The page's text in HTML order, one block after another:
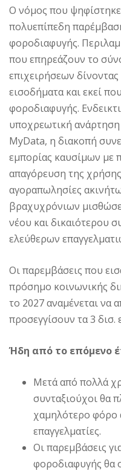
Ο νόμος που
πολυεπίπεδη
φοροδιαφυγής.
που επηρεάζουν το
επιχειρήσεων
εισοδήματα και εκεί
φοροδιαφυγής.
υποχρεωτική
MyData, η διακοπή
εμπορίας καυσίμων με
απαγόρευση της
αγοραπωλησίες
βραχυχρόνιων
νέου και δικαιότερου
ελεύθερων
Οι παρεμβάσεις που
πρόσημο κοινωνικής
το 2027 αναμένεται να
προσεγγίσουν τα 3 δισ.
Ήδη από το επόμενο
Μετά από πολλά
συνταξιούχοι θα
χαμηλότερο φόρο
επαγγελματίες.
Οι παρεμβάσεις
φοροδιαφυγής θα